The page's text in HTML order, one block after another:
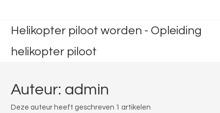
Helikopter piloot worden - Opleiding
helikopter piloot
Auteur: admin
Deze auteur heeft geschreven 1 artikelen